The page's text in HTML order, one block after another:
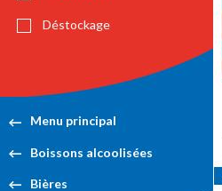
Déstockage
Menu principal
Boissons alcoolisées
Bières